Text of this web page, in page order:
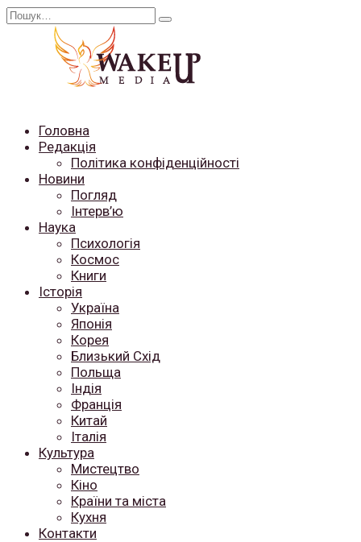
Перейти
Search
Головна
Редакція
Політика конфіденційності
Новини
Погляд
Інтерв’ю
Наука
Психологія
Космос
Книги
Історія
Україна
Японія
Корея
Близький Схід
Польща
Індія
Франція
Китай
Італія
Культура
Мистецтво
Кіно
Країни та міста
Кухня
Контакти